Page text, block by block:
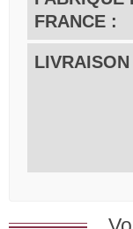
FRANCE :
LIVRAISON